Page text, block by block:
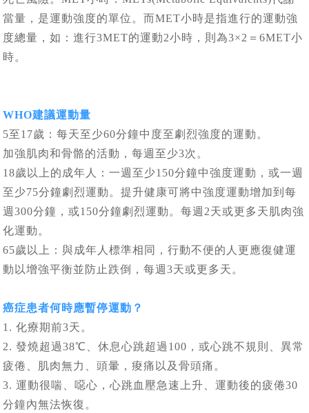
當量，是運動強度的單位。而MET小時是指進行的運動強
度總量，如：進行3MET的運動2小時，則為3×2＝6MET小
時。
WHO建議運動量
5至17歲：每天至少60分鐘中度至劇烈強度的運動。
加強肌肉和骨骼的活動，每週至少3次。
18歲以上的成年人：一週至少150分鐘中強度運動，或一週
至少75分鐘劇烈運動。提升健康可將中強度運動增加到每
週300分鐘，或150分鐘劇烈運動。每週2天或更多天肌肉強
化運動。
65歲以上：與成年人標準相同，行動不便的人更應復健運
動以增強平衡並防止跌倒，每週3天或更多天。
癌症患者何時應暫停運動？
1. 化療期前3天。
2. 發燒超過38℃、休息心跳超過100，或心跳不規則、異常
疲倦、肌肉無力、頭暈，痠痛以及骨頭痛。
3. 運動很喘、噁心，心跳血壓急速上升、運動後的疲倦30
分鐘內無法恢復。